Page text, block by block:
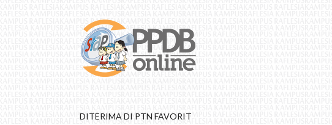
DITERIMA DI PTN FAVORIT